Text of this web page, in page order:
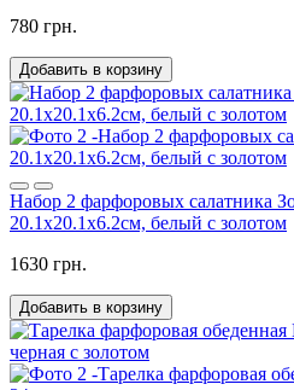
780 грн.
Добавить в корзину
Набор 2 фарфоровых салатника
20.1х20.1х6.2см, белый с золотом
1630 грн.
Добавить в корзину